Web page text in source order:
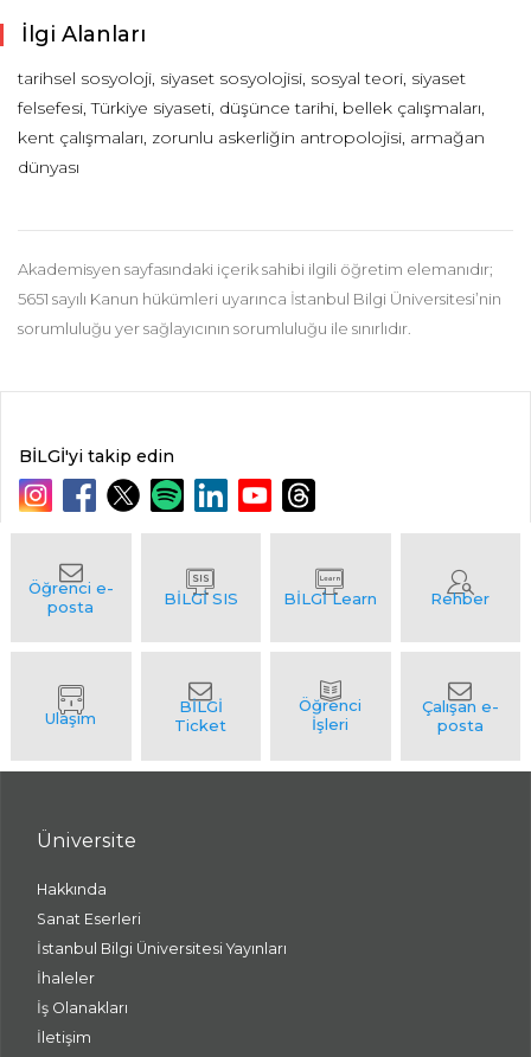
İlgi Alanları
tarihsel sosyoloji, siyaset sosyolojisi, sosyal teori, siyaset
felsefesi, Türkiye siyaseti, düşünce tarihi, bellek çalışmaları,
kent çalışmaları, zorunlu askerliğin antropolojisi, armağan
dünyası
Akademisyen sayfasındaki içerik sahibi ilgili öğretim elemanıdır;
5651 sayılı Kanun hükümleri uyarınca İstanbul Bilgi Üniversitesi’nin
sorumluluğu yer sağlayıcının sorumluluğu ile sınırlıdır.
BİLGİ'yi takip edin
Üniversite
Hakkında
Sanat Eserleri
İstanbul Bilgi Üniversitesi Yayınları
İhaleler
İş Olanakları
İletişim